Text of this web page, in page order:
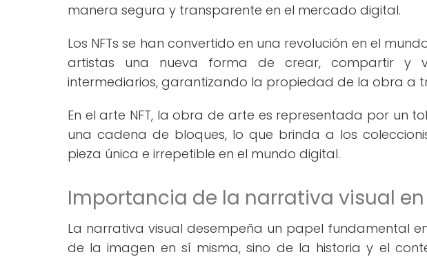
manera segura y transparente en el mercado digital.
Los NFTs se han convertido en una revolución en el
artistas una nueva forma de crear, compartir y
intermediarios, garantizando la propiedad de la obra a
En el arte NFT, la obra de arte es representada por un
una cadena de bloques, lo que brinda a los
pieza única e irrepetible en el mundo digital.
Importancia de la narrativa visual en
La narrativa visual desempeña un papel fundamental
de la imagen en sí misma, sino de la historia y el